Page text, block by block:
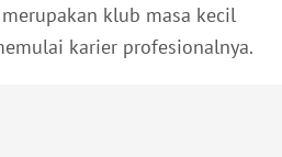
klub masa kecil
karier profesionalnya.